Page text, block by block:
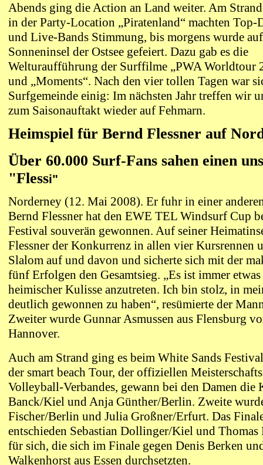
Abends ging die Action an Land weiter. Am
in der Party-Location „Piratenland“ machten Top-
und Live-Bands Stimmung, bis morgens wurde
Sonneninsel der Ostsee gefeiert. Dazu gab es die
Welturaufführung der Surffilme „PWA Worldtour
und „Moments“. Nach den vier tollen Tagen war
Surfgemeinde einig: Im nächsten Jahr treffen wir
zum Saisonauftakt wieder auf Fehmarn.
Heimspiel für Bernd Flessner auf
Über 60.000 Surf-Fans sahen einen
"Flessi"
Norderney (12. Mai 2008). Er fuhr in einer
Bernd Flessner hat den EWE TEL Windsurf Cup
Festival souverän gewonnen. Auf seiner
Flessner der Konkurrenz in allen vier Kursrennen
Slalom auf und davon und sicherte sich mit der
fünf Erfolgen den Gesamtsieg. „Es ist immer
heimischer Kulisse anzutreten. Ich bin stolz, in
deutlich gewonnen zu haben“, resümierte der
Zweiter wurde Gunnar Asmussen aus Flensburg
Hannover.
Auch am Strand ging es beim White Sands
der smart beach Tour, der offiziellen
Volleyball-Verbandes, gewann bei den Damen die
Banck/Kiel und Anja Günther/Berlin. Zweite
Fischer/Berlin und Julia Großner/Erfurt. Das
entschieden Sebastian Dollinger/Kiel und
für sich, die sich im Finale gegen Denis Berken
Walkenhorst aus Essen durchsetzten.